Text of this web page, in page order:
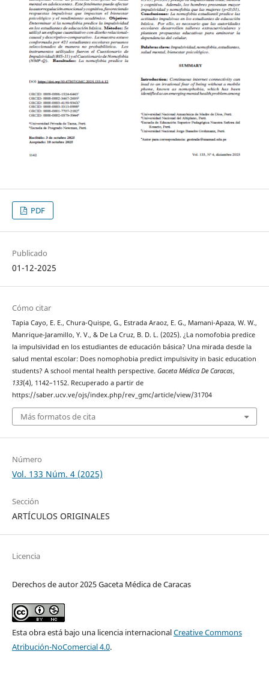
PDF
Publicado
01-12-2025
Cómo citar
Tapia Cayo, E. E., Chura-Quispe, G., Estrada Araoz, E. G., Mamani-Apaza, W. W.,
Manrique-Jaramillo, Y. V., & De La Cruz, B. D. L. (2025). ¿La nomofobia predice
la impulsividad en los estudiantes de educación básica? Una mirada desde la
salud mental escolar: Does nomophobia predict impulsivity in basic education
students? A school mental health perspective. Gaceta Médica De Caracas,
133(4), 1142–1152. Recuperado a partir de
https://saber.ucv.ve/ojs/index.php/rev_gmc/article/view/31704
Más formatos de cita
Número
Vol. 133 Núm. 4 (2025)
Sección
ARTÍCULOS ORIGINALES
Licencia
Derechos de autor 2025 Gaceta Médica de Caracas
Esta obra está bajo una licencia internacionalCreative Commons
Atribución-NoComercial 4.0.